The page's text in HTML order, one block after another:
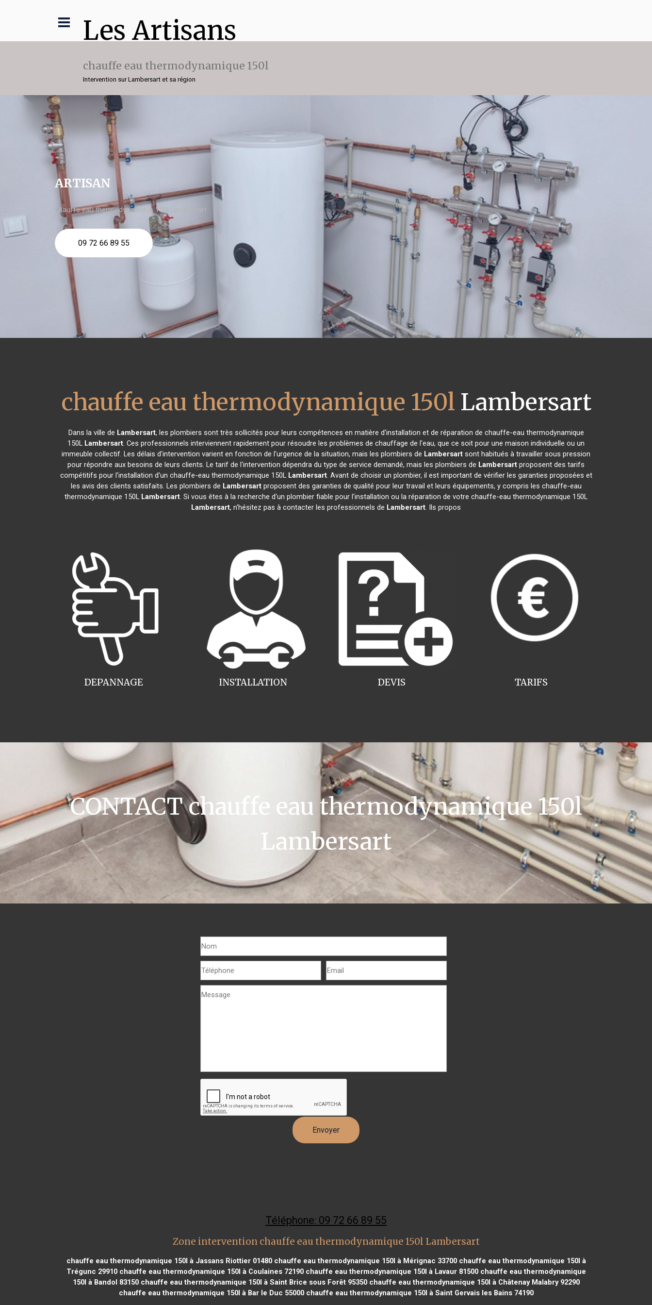
Les Artisans
chauffe eau thermodynamique 150l
Intervention sur Lambersart et sa région
ARTISAN
chauffe eau thermodynamique 150l Lambersart
09 72 66 89 55
chauffe eau thermodynamique 150l Lambersart
Dans la ville de Lambersart, les plombiers sont très sollicités pour leurs compétences en matière d'installation et de réparation de chauffe-eau thermodynamique
150L Lambersart. Ces professionnels interviennent rapidement pour résoudre les problèmes de chauffage de l'eau, que ce soit pour une maison individuelle ou un
immeuble collectif. Les délais d'intervention varient en fonction de l'urgence de la situation, mais les plombiers de Lambersart sont habitués à travailler sous pression
pour répondre aux besoins de leurs clients. Le tarif de l'intervention dépendra du type de service demandé, mais les plombiers de Lambersart proposent des tarifs
compétitifs pour l'installation d'un chauffe-eau thermodynamique 150L Lambersart. Avant de choisir un plombier, il est important de vérifier les garanties proposées et
les avis des clients satisfaits. Les plombiers de Lambersartproposent des garanties de qualité pour leur travail et leurs équipements, y compris les chauffe-eau
thermodynamique 150L Lambersart. Si vous êtes à la recherche d'un plombier fiable pour l'installation ou la réparation de votre chauffe-eau thermodynamique 150L
Lambersart, n'hésitez pas à contacter les professionnels de Lambersart. Ils propos
INSTALLATION
DEPANNAGE TARIFS
DEVIS
CONTACT chauffe eau thermodynamique 150l
Lambersart
Téléphone: 09 72 66 89 55
Zone intervention chauffe eau thermodynamique 150l Lambersart
chauffe eau thermodynamique 150l à Jassans Riottier 01480chauffe eau thermodynamique 150l à Mérignac 33700chauffe eau thermodynamique 150l à
Trégunc 29910chauffe eau thermodynamique 150l à Coulaines 72190chauffe eau thermodynamique 150l à Lavaur 81500chauffe eau thermodynamique
150l à Bandol 83150chauffe eau thermodynamique 150l à Saint Brice sous Forêt 95350chauffe eau thermodynamique 150l à Châtenay Malabry 92290
chauffe eau thermodynamique 150l à Bar le Duc 55000chauffe eau thermodynamique 150l à Saint Gervais les Bains 74190